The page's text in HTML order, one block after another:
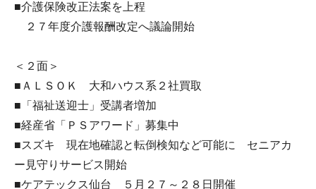
■介護保険改正法案を上程
２７年度介護報酬改定へ議論開始
＜２面＞
■ＡＬＳＯＫ 大和ハウス系２社買取
■「福祉送迎士」受講者増加
■経産省「ＰＳアワード」募集中
■スズキ 現在地確認と転倒検知など可能に セニアカ
ー見守りサービス開始
■ケアテックス仙台 ５月２７～２８日開催